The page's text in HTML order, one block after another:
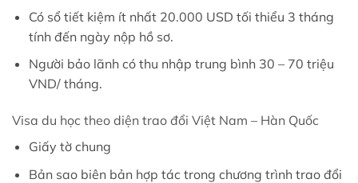
Có sổ tiết kiệm ít nhất 20.000 USD tối thiểu 3 tháng
tính đến ngày nộp hồ sơ.
Người bảo lãnh có thu nhập trung bình 30 – 70 triệu
VND/ tháng.
Visa du học theo diện trao đổi Việt Nam – Hàn Quốc
Giấy tờ chung
Bản sao biên bản hợp tác trong chương trình trao đổi